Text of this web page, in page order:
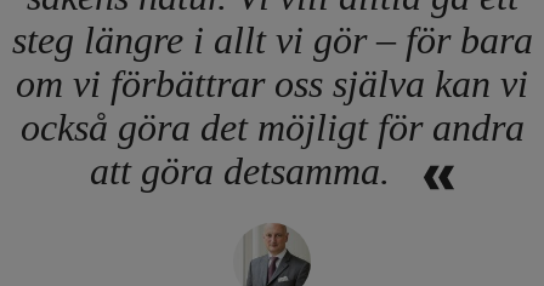
steg längre i allt vi gör – för bara
om vi förbättrar oss själva kan vi
också göra det möjligt för andra
att göra detsamma.